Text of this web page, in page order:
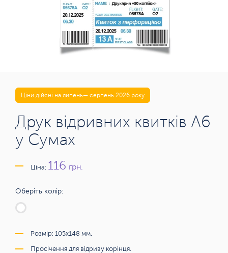
Ціни дійсні на липень— серпень 2026 року
Друк відривних квитків А6
у Сумах
Ціна: 116 грн.
Оберіть колір:
Розмір: 105х148 мм.
Просічення для відриву корінця.